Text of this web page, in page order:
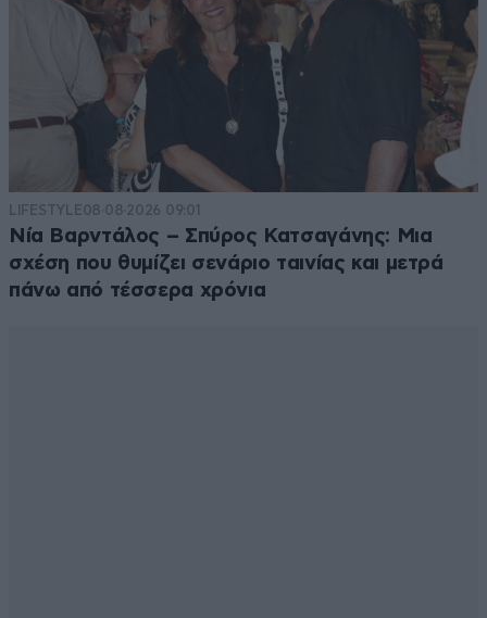
LIFESTYLE08·08·2026 09:01
Νία Βαρντάλος – Σπύρος Κατσαγάνης: Μια
σχέση που θυμίζει σενάριο ταινίας και μετρά
πάνω από τέσσερα χρόνια